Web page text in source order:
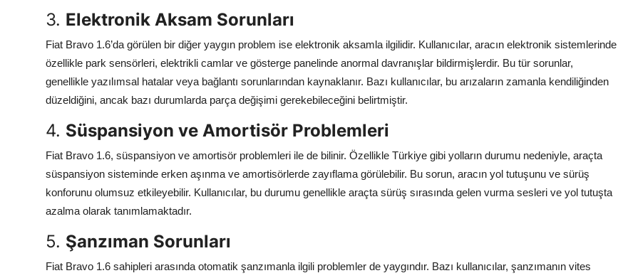
3. Elektronik Aksam Sorunları
Fiat Bravo 1.6’da görülen bir diğer yaygın problem ise elektronik aksamla ilgilidir. Kullanıcılar, aracın elektronik sistemlerinde
özellikle park sensörleri, elektrikli camlar ve gösterge panelinde anormal davranışlar bildirmişlerdir. Bu tür sorunlar,
genellikle yazılımsal hatalar veya bağlantı sorunlarından kaynaklanır. Bazı kullanıcılar, bu arızaların zamanla kendiliğinden
düzeldiğini, ancak bazı durumlarda parça değişimi gerekebileceğini belirtmiştir.
4. Süspansiyon ve Amortisör Problemleri
Fiat Bravo 1.6, süspansiyon ve amortisör problemleri ile de bilinir. Özellikle Türkiye gibi yolların durumu nedeniyle, araçta
süspansiyon sisteminde erken aşınma ve amortisörlerde zayıflama görülebilir. Bu sorun, aracın yol tutuşunu ve sürüş
konforunu olumsuz etkileyebilir. Kullanıcılar, bu durumu genellikle araçta sürüş sırasında gelen vurma sesleri ve yol tutuşta
azalma olarak tanımlamaktadır.
5. Şanzıman Sorunları
Fiat Bravo 1.6 sahipleri arasında otomatik şanzımanla ilgili problemler de yaygındır. Bazı kullanıcılar, şanzımanın vites